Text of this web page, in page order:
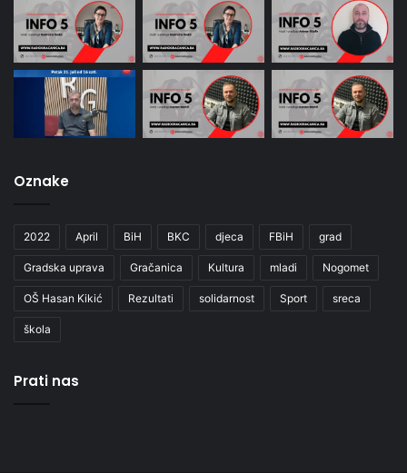
Oznake
2022 April BiH BKC djeca FBiH grad
Gradska uprava Gračanica Kultura mladi Nogomet
OŠ Hasan Kikić Rezultati solidarnost Sport sreca
škola
Prati nas